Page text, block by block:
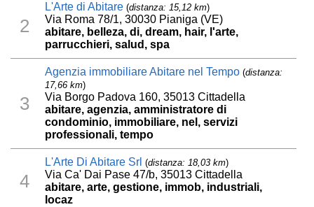
2
L'Arte di Abitare (distanza: 15,12 km)
Via Roma 78/1, 30030 Pianiga (VE)
abitare, belleza, di, dream, hair, l'arte,
parrucchieri, salud, spa
3
Agenzia immobiliare Abitare nel Tempo (distanza:
17,66 km)
Via Borgo Padova 160, 35013 Cittadella
abitare, agenzia, amministratore di
condominio, immobiliare, nel, servizi
professionali, tempo
4
L'Arte Di Abitare Srl (distanza: 18,03 km)
Via Ca' Dai Pase 47/b, 35013 Cittadella
abitare, arte, gestione, immob, industriali,
locaz